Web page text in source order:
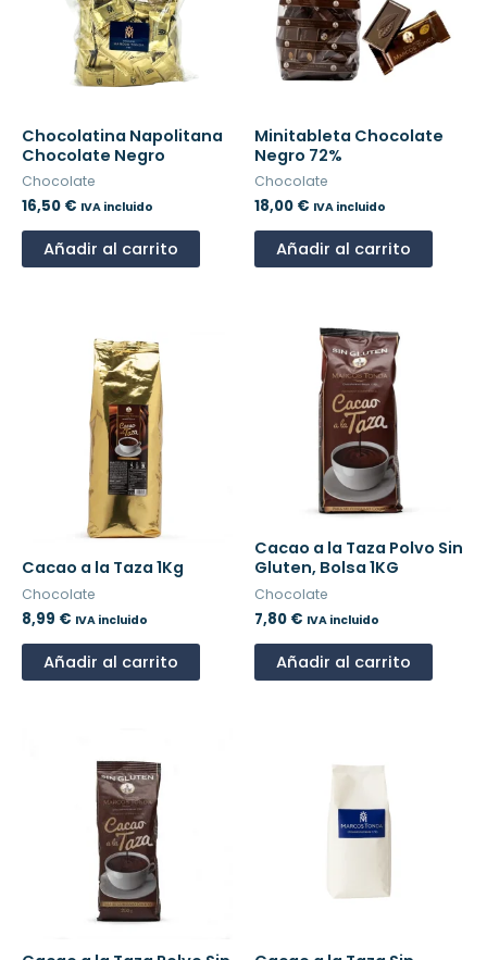
Chocolatina Napolitana
Chocolate Negro
Chocolate
16,50 € IVA incluido
Añadir al carrito
Minitableta Chocolate
Negro 72%
Chocolate
18,00 € IVA incluido
Añadir al carrito
Cacao a la Taza 1Kg
Chocolate
8,99 € IVA incluido
Añadir al carrito
Cacao a la Taza Polvo Sin
Gluten, Bolsa 1KG
Chocolate
7,80 € IVA incluido
Añadir al carrito